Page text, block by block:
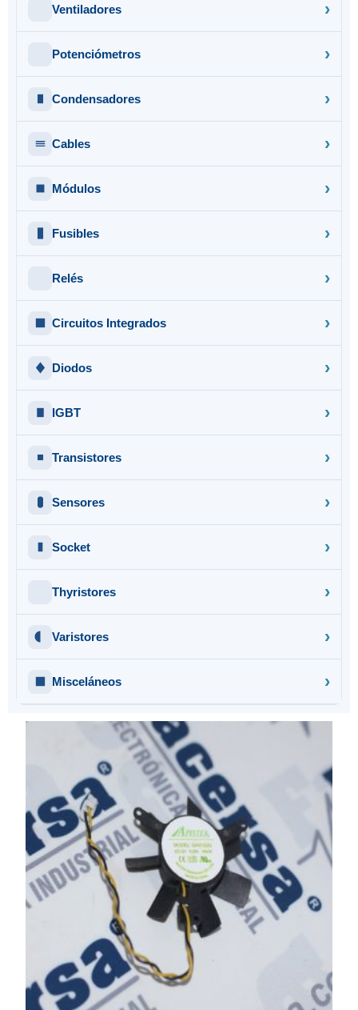
Ventiladores
Potenciómetros
Condensadores
Cables
Módulos
Fusibles
Relés
Circuitos Integrados
Diodos
IGBT
Transistores
Sensores
Socket
Thyristores
Varistores
Misceláneos